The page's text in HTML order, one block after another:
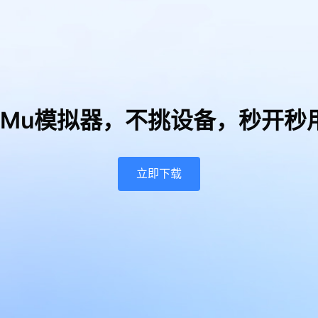
模拟器， 不挑设备，秒开秒
立即下载